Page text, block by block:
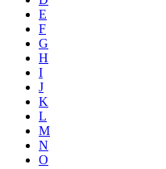
E
F
G
H
I
J
K
L
M
N
O